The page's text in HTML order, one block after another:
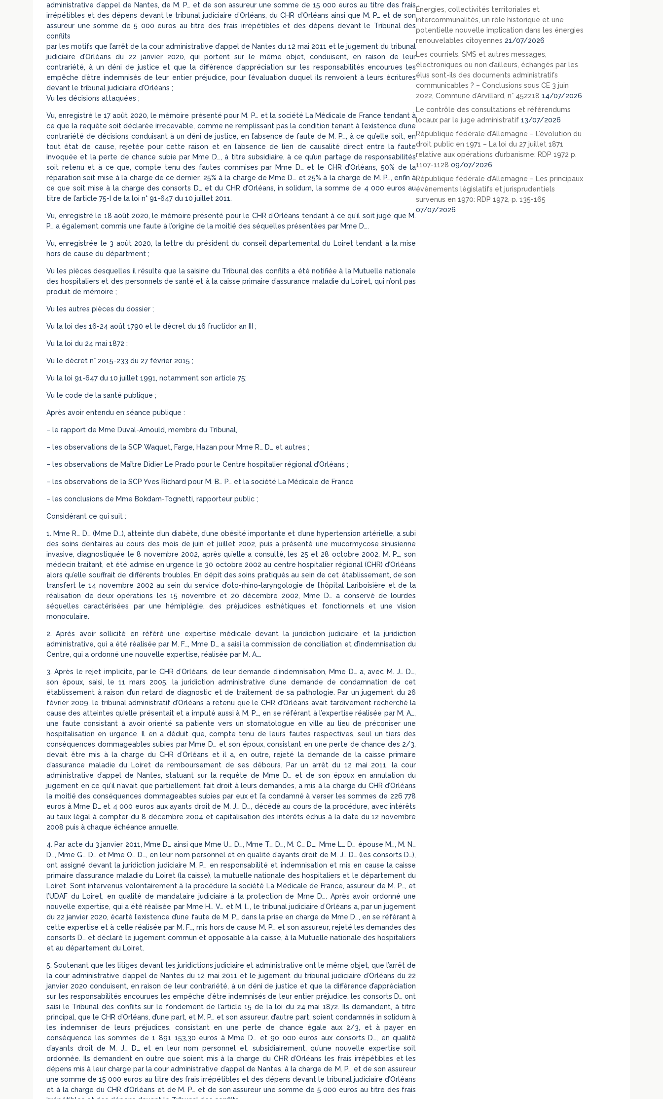
administrative d’appel de Nantes, de M. P… et de son assureur une somme de 15 000 euros au titre des frais
irrépétibles et des dépens devant le tribunal judiciaire d’Orléans, du CHR d’Orléans ainsi que M. P… et de son
assureur une somme de 5 000 euros au titre des frais irrépétibles et des dépens devant le Tribunal des
conflits
par les motifs que l’arrêt de la cour administrative d’appel de Nantes du 12 mai 2011 et le jugement du tribunal
judiciaire d’Orléans du 22 janvier 2020, qui portent sur le même objet, conduisent, en raison de leur
contrariété, à un déni de justice et que la différence d’appréciation sur les responsabilités encourues les
empêche d’être indemnisés de leur entier préjudice, pour l’évaluation duquel ils renvoient à leurs écritures
devant le tribunal judiciaire d’Orléans ;
Vu les décisions attaquées ;
Vu, enregistré le 17 août 2020, le mémoire présenté pour M. P… et la société La Médicale de France tendant à
ce que la requête soit déclarée irrecevable, comme ne remplissant pas la condition tenant à l’existence d’une
contrariété de décisions conduisant à un déni de justice, en l’absence de faute de M. P…, à ce qu’elle soit, en
tout état de cause, rejetée pour cette raison et en l’absence de lien de causalité direct entre la faute
invoquée et la perte de chance subie par Mme D…, à titre subsidiaire, à ce qu’un partage de responsabilités
soit retenu et à ce que, compte tenu des fautes commises par Mme D… et le CHR d’Orléans, 50% de la
réparation soit mise à la charge de ce dernier, 25% à la charge de Mme D… et 25% à la charge de M. P…, enfin à
ce que soit mise à la charge des consorts D… et du CHR d’Orléans, in solidum, la somme de 4 000 euros au
titre de l’article 75-I de la loi n° 91-647 du 10 juillet 2011.
Vu, enregistré le 18 août 2020, le mémoire présenté pour le CHR d’Orléans tendant à ce qu’il soit jugé que M.
P… a également commis une faute à l’origine de la moitié des séquelles présentées par Mme D….
Vu, enregistrée le 3 août 2020, la lettre du président du conseil départemental du Loiret tendant à la mise
hors de cause du départment ;
Vu les pièces desquelles il résulte que la saisine du Tribunal des conflits a été notifiée à la Mutuelle nationale
des hospitaliers et des personnels de santé et à la caisse primaire d’assurance maladie du Loiret, qui n’ont pas
produit de mémoire ;
Vu les autres pièces du dossier ;
Vu la loi des 16-24 août 1790 et le décret du 16 fructidor an III ;
Vu la loi du 24 mai 1872 ;
Vu le décret n° 2015-233 du 27 février 2015 ;
Vu la loi 91-647 du 10 juillet 1991, notamment son article 75;
Vu le code de la santé publique ;
Après avoir entendu en séance publique :
– le rapport de Mme Duval-Arnould, membre du Tribunal,
– les observations de la SCP Waquet, Farge, Hazan pour Mme R… D… et autres ;
– les observations de Maître Didier Le Prado pour le Centre hospitalier régional d’Orléans ;
– les observations de la SCP Yves Richard pour M. B… P… et la société La Médicale de France
– les conclusions de Mme Bokdam-Tognetti, rapporteur public ;
Considérant ce qui suit :
1. Mme R… D… (Mme D…), atteinte d’un diabète, d’une obésité importante et d’une hypertension artérielle, a subi
des soins dentaires au cours des mois de juin et juillet 2002, puis a présenté une mucormycose sinusienne
invasive, diagnostiquée le 8 novembre 2002, après qu’elle a consulté, les 25 et 28 octobre 2002, M. P…, son
médecin traitant, et été admise en urgence le 30 octobre 2002 au centre hospitalier régional (CHR) d’Orléans
alors qu’elle souffrait de différents troubles. En dépit des soins pratiqués au sein de cet établissement, de son
transfert le 14 novembre 2002 au sein du service d’oto-rhino-laryngologie de l’hôpital Lariboisière et de la
réalisation de deux opérations les 15 novembre et 20 décembre 2002, Mme D… a conservé de lourdes
séquelles caractérisées par une hémiplégie, des préjudices esthétiques et fonctionnels et une vision
monoculaire.
2. Après avoir sollicité en référé une expertise médicale devant la juridiction judiciaire et la juridiction
administrative, qui a été réalisée par M. F…, Mme D… a saisi la commission de conciliation et d’indemnisation du
Centre, qui a ordonné une nouvelle expertise, réalisée par M. A….
3. Après le rejet implicite, par le CHR d’Orléans, de leur demande d’indemnisation, Mme D… a, avec M. J… D…,
son époux, saisi, le 11 mars 2005, la juridiction administrative d’une demande de condamnation de cet
établissement à raison d’un retard de diagnostic et de traitement de sa pathologie. Par un jugement du 26
février 2009, le tribunal administratif d’Orléans a retenu que le CHR d’Orléans avait tardivement recherché la
cause des atteintes qu’elle présentait et a imputé aussi à M. P…, en se référant à l’expertise réalisée par M. A…,
une faute consistant à avoir orienté sa patiente vers un stomatologue en ville au lieu de préconiser une
hospitalisation en urgence. Il en a déduit que, compte tenu de leurs fautes respectives, seul un tiers des
conséquences dommageables subies par Mme D… et son époux, consistant en une perte de chance des 2/3,
devait être mis à la charge du CHR d’Orléans et il a, en outre, rejeté la demande de la caisse primaire
d’assurance maladie du Loiret de remboursement de ses débours. Par un arrêt du 12 mai 2011, la cour
administrative d’appel de Nantes, statuant sur la requête de Mme D… et de son époux en annulation du
jugement en ce qu’il n’avait que partiellement fait droit à leurs demandes, a mis à la charge du CHR d’Orléans
la moitié des conséquences dommageables subies par eux et l’a condamné à verser les sommes de 226 778
euros à Mme D… et 4 000 euros aux ayants droit de M. J… D…, décédé au cours de la procédure, avec intérêts
au taux légal à compter du 8 décembre 2004 et capitalisation des intérêts échus à la date du 12 novembre
2008 puis à chaque échéance annuelle.
4. Par acte du 3 janvier 2011, Mme D… ainsi que Mme U… D…, Mme T… D…, M. C… D…, Mme L… D… épouse M…, M. N…
D…, Mme G… D… et Mme O… D…, en leur nom personnel et en qualité d’ayants droit de M. J… D… (les consorts D…),
ont assigné devant la juridiction judiciaire M. P… en responsabilité et indemnisation et mis en cause la caisse
primaire d’assurance maladie du Loiret (la caisse), la mutuelle nationale des hospitaliers et le département du
Loiret. Sont intervenus volontairement à la procédure la société La Médicale de France, assureur de M. P…, et
l’UDAF du Loiret, en qualité de mandataire judiciaire à la protection de Mme D…. Après avoir ordonné une
nouvelle expertise, qui a été réalisée par Mme H… V… et M. I…, le tribunal judiciaire d’Orléans a, par un jugement
du 22 janvier 2020, écarté l’existence d’une faute de M. P… dans la prise en charge de Mme D…, en se référant à
cette expertise et à celle réalisée par M. F…, mis hors de cause M. P… et son assureur, rejeté les demandes des
consorts D… et déclaré le jugement commun et opposable à la caisse, à la Mutuelle nationale des hospitaliers
et au département du Loiret.
5. Soutenant que les litiges devant les juridictions judiciaire et administrative ont le même objet, que l’arrêt de
la cour administrative d’appel de Nantes du 12 mai 2011 et le jugement du tribunal judiciaire d’Orléans du 22
janvier 2020 conduisent, en raison de leur contrariété, à un déni de justice et que la différence d’appréciation
sur les responsabilités encourues les empêche d’être indemnisés de leur entier préjudice, les consorts D… ont
saisi le Tribunal des conflits sur le fondement de l’article 15 de la loi du 24 mai 1872. Ils demandent, à titre
principal, que le CHR d’Orléans, d’une part, et M. P… et son assureur, d’autre part, soient condamnés in solidum à
les indemniser de leurs préjudices, consistant en une perte de chance égale aux 2/3, et à payer en
conséquence les sommes de 1 891 153,30 euros à Mme D… et 90 000 euros aux consorts D…, en qualité
d’ayants droit de M. J… D… et en leur nom personnel et, subsidiairement, qu’une nouvelle expertise soit
ordonnée. Ils demandent en outre que soient mis à la charge du CHR d’Orléans les frais irrépétibles et les
dépens mis à leur charge par la cour administrative d’appel de Nantes, à la charge de M. P… et de son assureur
une somme de 15 000 euros au titre des frais irrépétibles et des dépens devant le tribunal judiciaire d’Orléans
et à la charge du CHR d’Orléans et de M. P… et de son assureur une somme de 5 000 euros au titre des frais
Énergies, collectivités territoriales et
intercommunalités, un rôle historique et une
potentielle nouvelle implication dans les énergies
renouvelables citoyennes 21/07/2026
Les courriels, SMS et autres messages,
électroniques ou non d’ailleurs, échangés par les
élus sont-ils des documents administratifs
communicables ? – Conclusions sous CE 3 juin
2022, Commune d’Arvillard, n° 452218 14/07/2026
Le contrôle des consultations et référendums
locaux par le juge administratif 13/07/2026
République fédérale d’Allemagne – L’évolution du
droit public en 1971 – La loi du 27 juillet 1871
relative aux opérations d’urbanisme: RDP 1972 p.
1107-1128 09/07/2026
République fédérale d’Allemagne – Les principaux
évènements législatifs et jurisprudentiels
survenus en 1970: RDP 1972, p. 135-165
07/07/2026